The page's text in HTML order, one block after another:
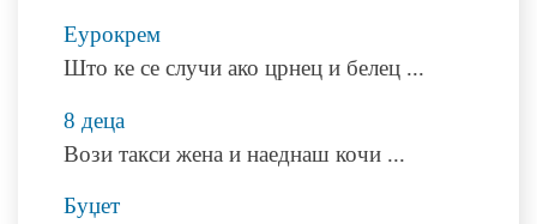
Еурокрем
Што ке се случи ако црнец и белец ...
8 деца
Вози такси жена и наеднаш кочи ...
Буџет